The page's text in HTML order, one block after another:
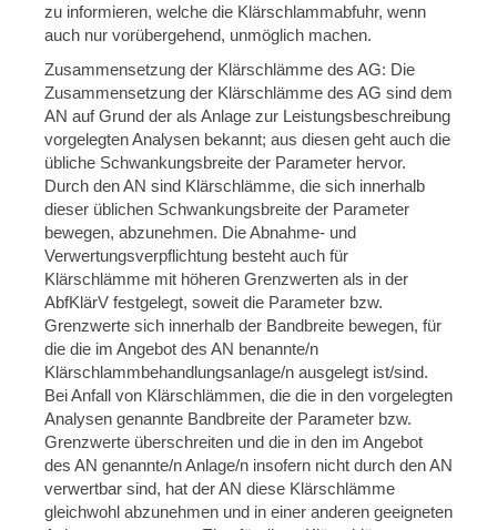
zu informieren, welche die Klärschlammabfuhr, wenn
auch nur vorübergehend, unmöglich machen.
Zusammensetzung der Klärschlämme des AG: Die
Zusammensetzung der Klärschlämme des AG sind dem
AN auf Grund der als Anlage zur Leistungsbeschreibung
vorgelegten Analysen bekannt; aus diesen geht auch die
übliche Schwankungsbreite der Parameter hervor.
Durch den AN sind Klärschlämme, die sich innerhalb
dieser üblichen Schwankungsbreite der Parameter
bewegen, abzunehmen. Die Abnahme- und
Verwertungsverpflichtung besteht auch für
Klärschlämme mit höheren Grenzwerten als in der
AbfKlärV festgelegt, soweit die Parameter bzw.
Grenzwerte sich innerhalb der Bandbreite bewegen, für
die die im Angebot des AN benannte/n
Klärschlammbehandlungsanlage/n ausgelegt ist/sind.
Bei Anfall von Klärschlämmen, die die in den vorgelegten
Analysen genannte Bandbreite der Parameter bzw.
Grenzwerte überschreiten und die in den im Angebot
des AN genannte/n Anlage/n insofern nicht durch den AN
verwertbar sind, hat der AN diese Klärschlämme
gleichwohl abzunehmen und in einer anderen geeigneten